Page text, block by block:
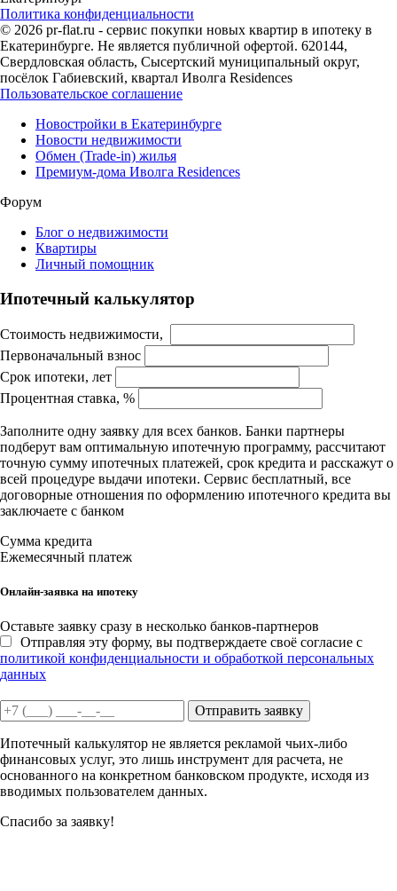
Политика конфиденциальности
© 2026 pr-flat.ru - сервис покупки новых квартир в ипотеку в
Екатеринбурге. Не является публичной офертой. 620144,
Свердловская область, Сысертский муниципальный округ,
посёлок Габиевский, квартал Иволга Residences
Пользовательское соглашение
Новостройки в Екатеринбурге
Новости недвижимости
Обмен (Trade-in) жилья
Премиум-дома Иволга Residences
Форум
Блог о недвижимости
Квартиры
Личный помощник
Ипотечный калькулятор
Стоимость недвижимости,
Первоначальный взнос
Срок ипотеки, лет
Процентная ставка, %
Заполните одну заявку для всех банков. Банки партнеры
подберут вам оптимальную ипотечную программу, рассчитают
точную сумму ипотечных платежей, срок кредита и расскажут о
всей процедуре выдачи ипотеки. Сервис бесплатный, все
договорные отношения по оформлению ипотечного кредита вы
заключаете с банком
Сумма кредита
Ежемесячный платеж
Онлайн-заявка на ипотеку
Оставьте заявку сразу в несколько банков-партнеров
Отправляя эту форму, вы подтверждаете своё согласие с
политикой конфиденциальности и обработкой персональных
данных
Отправить заявку
Ипотечный калькулятор не является рекламой чьих-либо
финансовых услуг, это лишь инструмент для расчета, не
основанного на конкретном банковском продукте, исходя из
вводимых пользователем данных.
Спасибо за заявку!